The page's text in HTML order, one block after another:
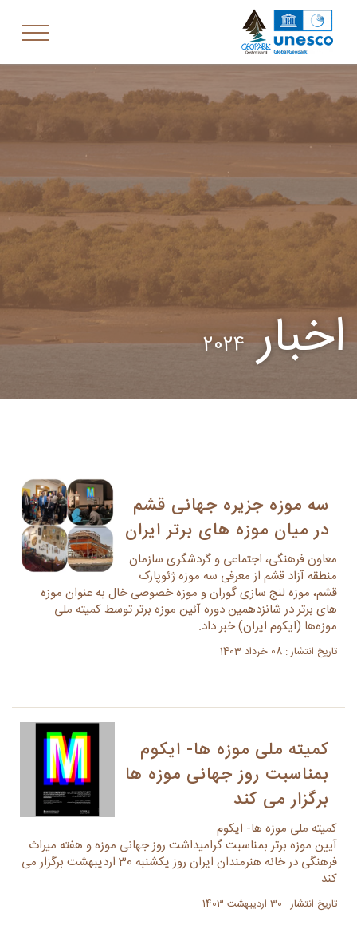
اخبار2024
سه موزه جزیره جهانی قشم
در میان موزه های برتر ایران
معاون فرهنگی، اجتماعی و گردشگری سازمان
منطقه آزاد قشم از معرفی سه موزه ژئوپارک
قشم، موزه لنج سازی گوران و موزه خصوصی خال به عنوان موزه
های برتر در شانزدهمین دوره آئین موزه برتر توسط کمیته ملی
موزه‌ها (ایکوم ایران) خبر داد.
تاریخ انتشار : 08 خرداد 1403
کمیته ملی موزه ها- ایکوم
بمناسبت روز جهانی موزه ها
برگزار می کند
کمیته ملی موزه ها- ایکوم
آیین موزه برتر بمناسبت گرامیداشت روز جهانی موزه و هفته میراث
فرهنگی در خانه هنرمندان ایران روز یکشنبه 30 اردیبهشت برگزار می
کند
تاریخ انتشار : 30 اردیبهشت 1403